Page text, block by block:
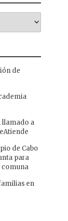
de
llamado a
de Cabo
para
comuna
en